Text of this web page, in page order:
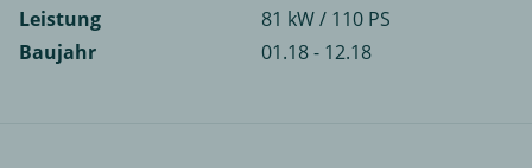
Leistung
81 kW / 110 PS
Baujahr
01.18 - 12.18